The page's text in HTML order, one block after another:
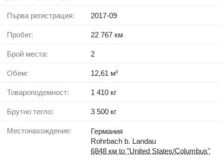
Първа регистрация: 2017-09
Пробег: 22 767 км
Брой места: 2
Обем: 12,61 м³
Товароподемност: 1 410 кг
Брутно тегло: 3 500 кг
Местонахождение:
Германия
Rohrbach b. Landau
6848 км to "United States/Columbus"